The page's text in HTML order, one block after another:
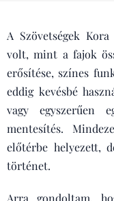
A Szövetségek
volt, mint a fajok
erősítése, színes
eddig kevésbé
vagy egyszerűen
mentesítés.
előtérbe helyezett,
történet.
Arra gondoltam,